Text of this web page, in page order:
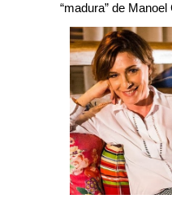
“madura” de Manoel